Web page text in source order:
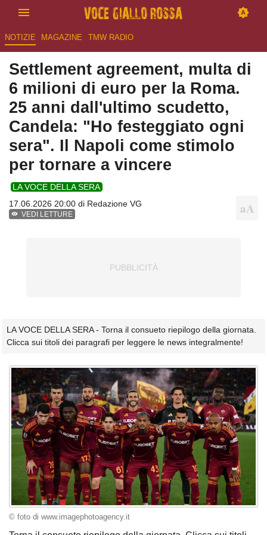
NOTIZIE MAGAZINE TMW RADIO
Settlement agreement, multa di
6 milioni di euro per la Roma.
25 anni dall'ultimo scudetto,
Candela: "Ho festeggiato ogni
sera". Il Napoli come stimolo
per tornare a vincere
LA VOCE DELLA SERA
17.06.2026 20:00 di Redazione VG
VEDI LETTURE
LA VOCE DELLA SERA - Torna il consueto riepilogo della giornata.
Clicca sui titoli dei paragrafi per leggere le news integralmente!
© foto di www.imagephotoagency.it